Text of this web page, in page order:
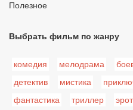
Полезное
Выбрать фильм по жанру
комедия мелодрама
детектив
мистика
фантастика
триллер